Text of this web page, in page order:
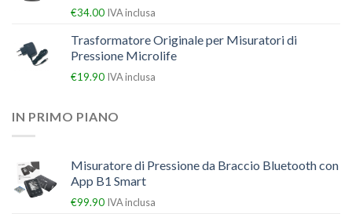
€34.00 IVA inclusa
Trasformatore Originale per Misuratori di
Pressione Microlife
€19.90 IVA inclusa
IN PRIMO PIANO
Misuratore di Pressione da Braccio Bluetooth con
App B1 Smart
€99.90 IVA inclusa